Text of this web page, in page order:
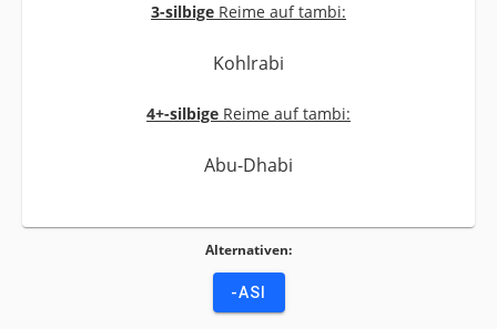
3-silbige Reime auf tambi:
Kohlrabi
4+-silbige Reime auf tambi:
Abu-Dhabi
Alternativen:
-ASI